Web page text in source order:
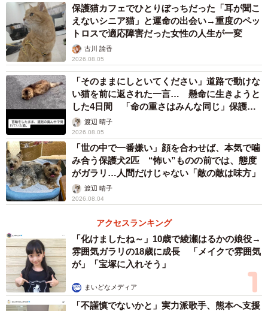
保護猫カフェでひとりぼっちだった「耳が聞こ
えないシニア猫」と運命の出会い→重度のペッ
トロスで適応障害だった女性の人生が一変
古川 諭香
2026.08.05
「そのままにしといてください」道路で動けな
い猫を前に返された一言… 懸命に生きようと
した4日間 「命の重さはみんな同じ」保護団
体代表の訴え
渡辺 晴子
2026.08.05
「世の中で一番嫌い」顔を合わせば、本気で噛
み合う保護犬2匹 “怖い”ものの前では、態度
がガラリ…人間だけじゃない「敵の敵は味方」
渡辺 晴子
2026.08.04
アクセスランキング
「化けましたね～」10歳で綾瀬はるかの娘役→
雰囲気ガラリの18歳に成長 「メイクで雰囲気
が」「宝塚に入れそう」
まいどなメディア
「不謹慎でないかと」実力派歌手、熊本へ支援